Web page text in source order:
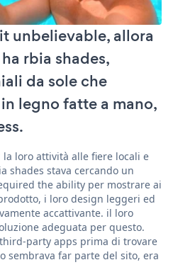
unbelievable, allora
rbia shades,
da sole che
legno fatte a mano,
loro attività alle fiere locali e
shades stava cercando un
the ability per mostrare ai
i loro design leggeri ed
accattivante. il loro
adeguata per questo.
party apps prima di trovare
sembrava far parte del sito, era